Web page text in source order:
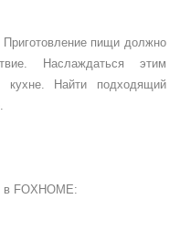
пищи должно
Наслаждаться этим
Найти подходящий
в FOXHOME: